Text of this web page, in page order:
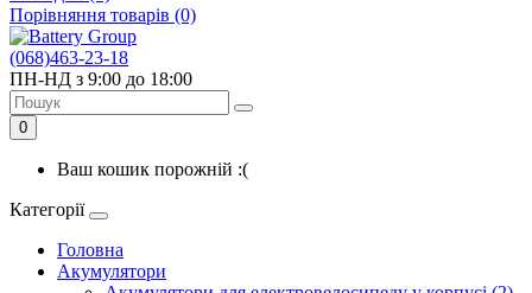
Порівняння товарів (0)
(068)463-23-18
ПН-НД з 9:00 до 18:00
0
Ваш кошик порожній :(
Категорії
Головна
Акумулятори